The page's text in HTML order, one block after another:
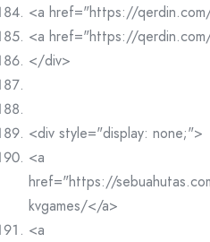
<a href="https://
<a href="https://
</div>
<div style="display: none;">
<a
href="https://
kvgames/</a>
<a